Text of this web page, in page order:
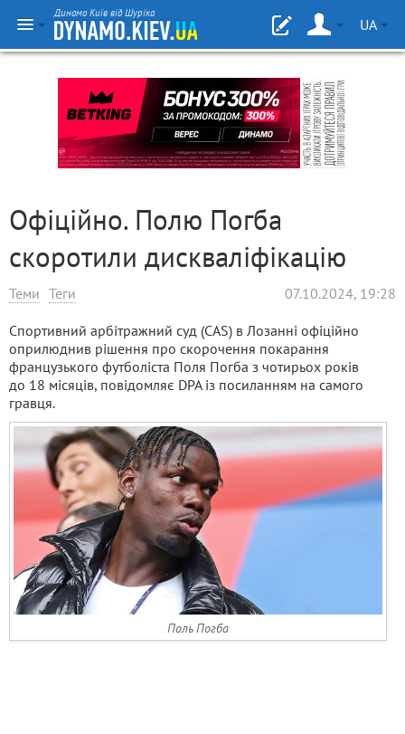
Динамо Київ від Шуріка
UA
Офіційно. Полю Погба
скоротили дискваліфікацію
Теми Теги 07.10.2024, 19:28
Спортивний арбітражний суд (CAS) в Лозанні офіційно
оприлюднив рішення про скорочення покарання
французького футболіста Поля Погба з чотирьох років
до 18 місяців, повідомляє DPA із посиланням на самого
гравця.
Поль Погба